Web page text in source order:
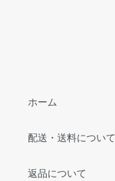
ホーム
配送・送料について
返品について